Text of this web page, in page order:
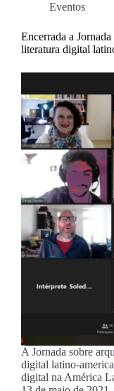
Eventos
Encerrada a
literatura digital
A Jornada sobre
digital latino-
digital na América